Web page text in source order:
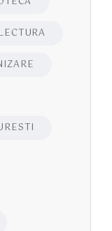
LECTURA